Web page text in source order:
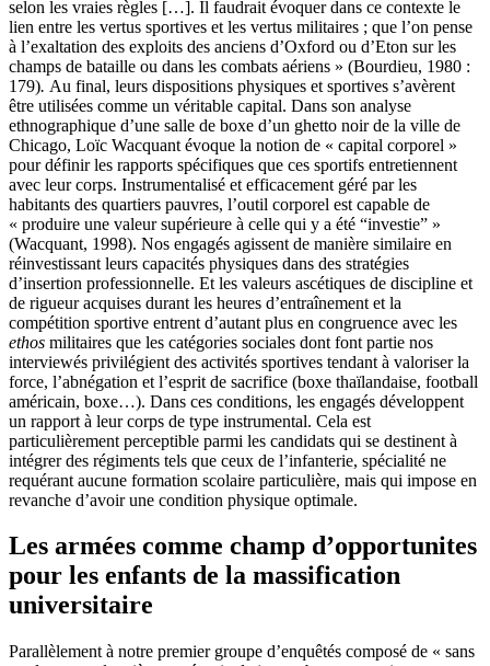
selon les vraies règles […]. Il faudrait évoquer dans ce contexte le
lien entre les vertus sportives et les vertus militaires ; que l’on pense
à l’exaltation des exploits des anciens d’Oxford ou d’Eton sur les
champs de bataille ou dans les combats aériens » (Bourdieu, 1980 :
179). Au final, leurs dispositions physiques et sportives s’avèrent
être utilisées comme un véritable capital. Dans son analyse
ethnographique d’une salle de boxe d’un ghetto noir de la ville de
Chicago, Loïc Wacquant évoque la notion de « capital corporel »
pour définir les rapports spécifiques que ces sportifs entretiennent
avec leur corps. Instrumentalisé et efficacement géré par les
habitants des quartiers pauvres, l’outil corporel est capable de
« produire une valeur supérieure à celle qui y a été “investie” »
(Wacquant, 1998). Nos engagés agissent de manière similaire en
réinvestissant leurs capacités physiques dans des stratégies
d’insertion professionnelle. Et les valeurs ascétiques de discipline et
de rigueur acquises durant les heures d’entraînement et la
compétition sportive entrent d’autant plus en congruence avec les
ethos militaires que les catégories sociales dont font partie nos
interviewés privilégient des activités sportives tendant à valoriser la
force, l’abnégation et l’esprit de sacrifice (boxe thaïlandaise, football
américain, boxe…). Dans ces conditions, les engagés développent
un rapport à leur corps de type instrumental. Cela est
particulièrement perceptible parmi les candidats qui se destinent à
intégrer des régiments tels que ceux de l’infanterie, spécialité ne
requérant aucune formation scolaire particulière, mais qui impose en
revanche d’avoir une condition physique optimale.
Les armées comme champ d’opportunites
pour les enfants de la massification
universitaire
Parallèlement à notre premier groupe d’enquêtés composé de « sans